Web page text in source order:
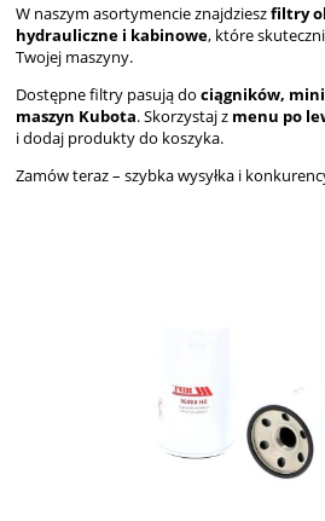
W naszym asortymencie znajdzieszfiltry
hydrauliczne i kabinowe, które
Twojej maszyny.
Dostępne filtry pasują do ciągników,
maszyn Kubota. Skorzystaj z menu po
i dodaj produkty do koszyka.
Zamów teraz – szybka wysyłka i